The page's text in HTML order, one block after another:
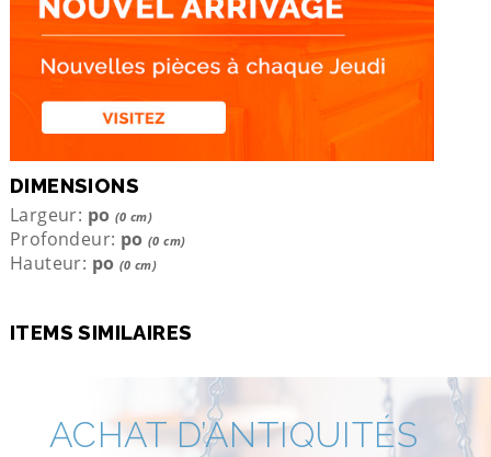
DIMENSIONS
Largeur: po (0 cm)
Profondeur: po (0 cm)
Hauteur: po (0 cm)
ITEMS SIMILAIRES
ACHAT D’ANTIQUITÉS